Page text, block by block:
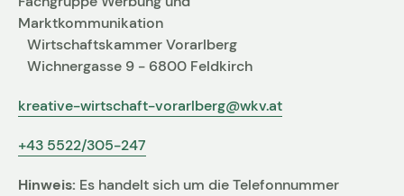
Marktkommunikation
Wirtschaftskammer Vorarlberg
Wichnergasse 9 - 6800 Feldkirch
kreative-wirtschaft-vorarlberg@wkv.at
+43 5522/305-247
Hinweis: Es handelt sich um die Telefonnummer